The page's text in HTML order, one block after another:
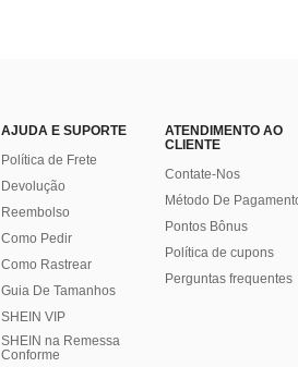
AJUDA E SUPORTE
Política de Frete
Devolução
Reembolso
Como Pedir
Como Rastrear
Guia De Tamanhos
SHEIN VIP
SHEIN na Remessa
Conforme
ATENDIMENTO AO
CLIENTE
Contate-Nos
Método De
Pontos Bônus
Política de cupons
Perguntas frequentes